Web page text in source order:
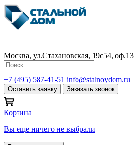
Москва, ул.Стахановская, 19с54, оф.13
+7 (495) 587-41-51 info@stalnoydom.ru
Оставить заявку Заказать звонок
Корзина
Вы еще ничего не выбрали